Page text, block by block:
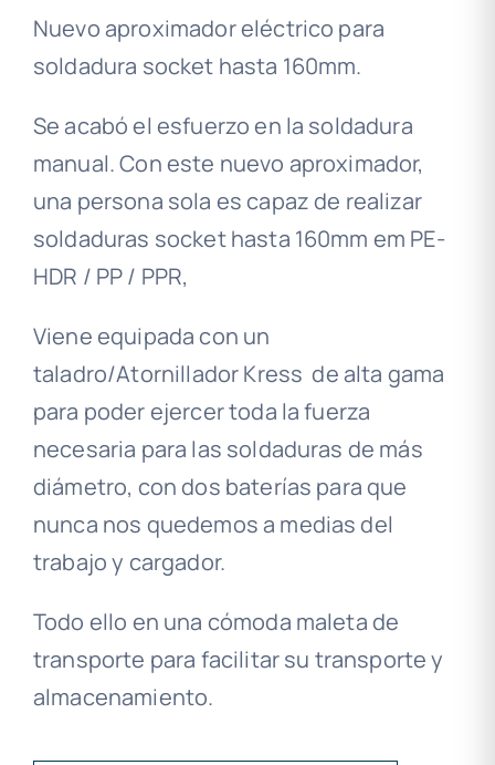
Nuevo aproximador eléctrico para
soldadura socket hasta 160mm.
Se acabó el esfuerzo en la soldadura
manual. Con este nuevo aproximador,
una persona sola es capaz de realizar
soldaduras socket hasta 160mm em PE-
HDR / PP / PPR,
Viene equipada con un
taladro/Atornillador Kress de alta gama
para poder ejercer toda la fuerza
necesaria para las soldaduras de más
diámetro, con dos baterías para que
nunca nos quedemos a medias del
trabajo y cargador.
Todo ello en una cómoda maleta de
transporte para facilitar su transporte y
almacenamiento.